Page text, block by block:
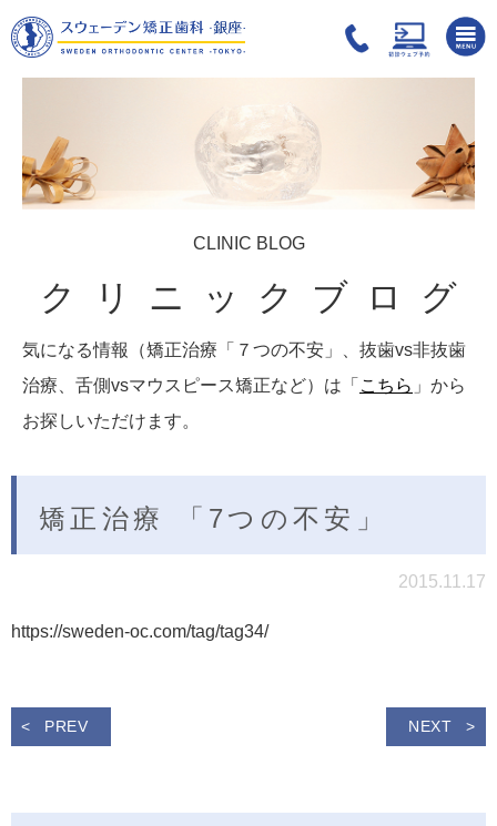
CLINIC BLOG
クリニックブログ
気になる情報（矯正治療「７つの不安」、抜歯vs非抜歯
治療、舌側vsマウスピース矯正など）は「 こちら 」から
お探しいただけます。
矯正治療 「7つの不安」
2015.11.17
https://sweden-oc.com/tag/tag34/
PREV NEXT